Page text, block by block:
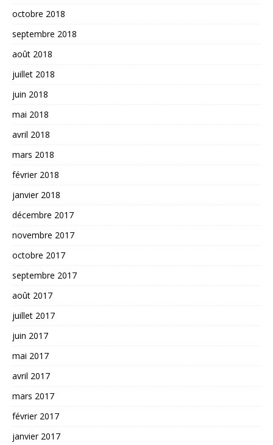
octobre 2018
septembre 2018
août 2018
juillet 2018
juin 2018
mai 2018
avril 2018
mars 2018
février 2018
janvier 2018
décembre 2017
novembre 2017
octobre 2017
septembre 2017
août 2017
juillet 2017
juin 2017
mai 2017
avril 2017
mars 2017
février 2017
janvier 2017